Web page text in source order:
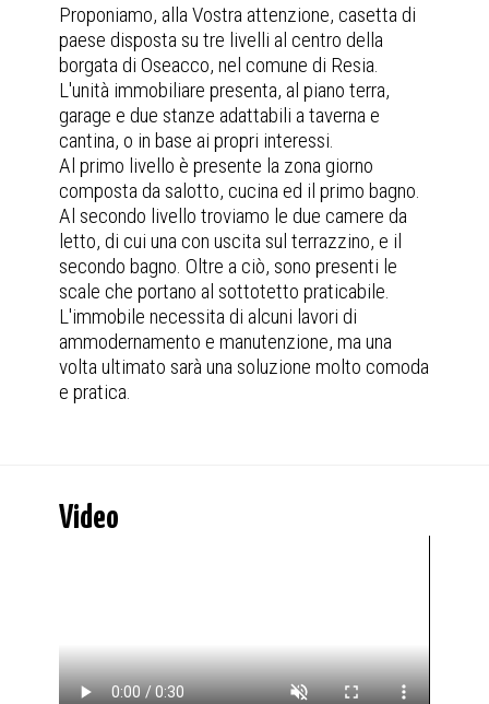
Proponiamo, alla Vostra attenzione, casetta di
paese disposta su tre livelli al centro della
borgata di Oseacco, nel comune di Resia.
L'unità immobiliare presenta, al piano terra,
garage e due stanze adattabili a taverna e
cantina, o in base ai propri interessi.
Al primo livello è presente la zona giorno
composta da salotto, cucina ed il primo bagno.
Al secondo livello troviamo le due camere da
letto, di cui una con uscita sul terrazzino, e il
secondo bagno. Oltre a ciò, sono presenti le
scale che portano al sottotetto praticabile.
L'immobile necessita di alcuni lavori di
ammodernamento e manutenzione, ma una
volta ultimato sarà una soluzione molto comoda
e pratica.
Video